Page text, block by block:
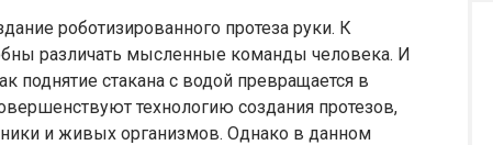
роботизированного протеза руки. К
различать мысленные команды человека. И
поднятие стакана с водой превращается в
технологию создания протезов,
и живых организмов. Однако в данном